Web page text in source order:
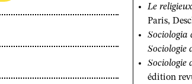
Le
Paris,
Sociologia
Sociologie
Sociologie
édition